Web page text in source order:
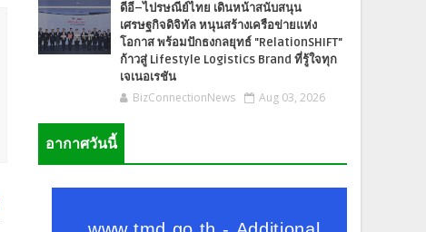
ดีอี–ไปรษณีย์ไทย เดินหน้าสนับสนุน
เศรษฐกิจดิจิทัล หนุนสร้างเครือข่ายแห่ง
โอกาส พร้อมปักธงกลยุทธ์ "RelationSHIFT"
ก้าวสู่ Lifestyle Logistics Brand ที่รู้ใจทุก
เจเนอเรชัน
BizConnectionNews Aug 03, 2026
อากาศวันนี้